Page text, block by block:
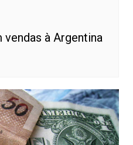
vendas à Argentina